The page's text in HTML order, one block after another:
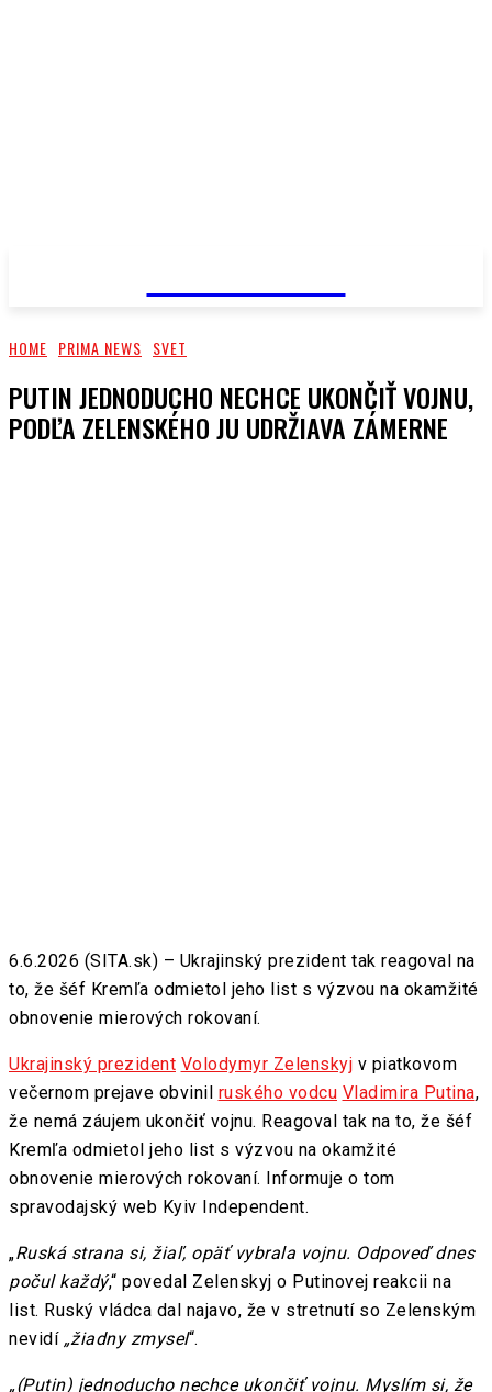
HOME PRIMA NEWS SVET
PUTIN JEDNODUCHO NECHCE UKONČIŤ VOJNU,
PODĽA ZELENSKÉHO JU UDRŽIAVA ZÁMERNE
6.6.2026 (SITA.sk) – Ukrajinský prezident tak reagoval na
to, že šéf Kremľa odmietol jeho list s výzvou na okamžité
obnovenie mierových rokovaní.
Ukrajinský prezident Volodymyr Zelenskyj v piatkovom
večernom prejave obvinil ruského vodcu Vladimira Putina,
že nemá záujem ukončiť vojnu. Reagoval tak na to, že šéf
Kremľa odmietol jeho list s výzvou na okamžité
obnovenie mierových rokovaní. Informuje o tom
spravodajský web Kyiv Independent.
„Ruská strana si, žiaľ, opäť vybrala vojnu. Odpoveď dnes
počul každý,“ povedal Zelenskyj o Putinovej reakcii na
list. Ruský vládca dal najavo, že v stretnutí so Zelenským
nevidí „žiadny zmysel“.
„(Putin) jednoducho nechce ukončiť vojnu. Myslím si, že